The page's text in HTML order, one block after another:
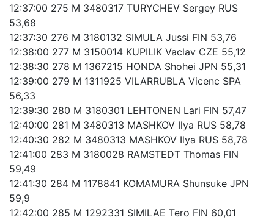
12:37:00 275 M 3480317 TURYCHEV Sergey RUS
53,68
12:37:30 276 M 3180132 SIMULA Jussi FIN 53,76
12:38:00 277 M 3150014 KUPILIK Vaclav CZE 55,12
12:38:30 278 M 1367215 HONDA Shohei JPN 55,31
12:39:00 279 M 1311925 VILARRUBLA Vicenc SPA
56,33
12:39:30 280 M 3180301 LEHTONEN Lari FIN 57,47
12:40:00 281 M 3480313 MASHKOV Ilya RUS 58,78
12:40:30 282 M 3480313 MASHKOV Ilya RUS 58,78
12:41:00 283 M 3180028 RAMSTEDT Thomas FIN
59,49
12:41:30 284 M 1178841 KOMAMURA Shunsuke JPN
59,9
12:42:00 285 M 1292331 SIMILAE Tero FIN 60,01